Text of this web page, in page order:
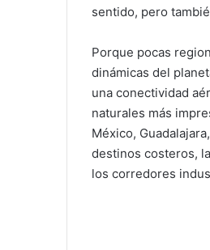
sentido, pero
Porque pocas
dinámicas del
una conectividad
naturales más
México,
destinos costeros,
los corredores